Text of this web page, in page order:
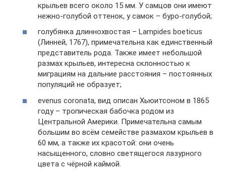
крыльев всего около 15 мм. У самцов они имеют
нежно-голубой оттенок, у самок – буро-голубой;
голубянка длиннохвостая – Lampides boeticus
(Линней, 1767), примечательна как единственный
представитель рода. Также имеет небольшой
размах крыльев, интересна склонностью к
миграциям на дальние расстояния – постоянных
популяций не образует;
evenus coronata, вид описан Хьюитсоном в 1865
году – тропическая бабочка родом из
Центральной Америки. Примечательна самым
большим во всём семействе размахом крыльев в
60 мм, а также их красотой: они очень
насыщенного, словно светящегося лазурного
цвета с чёрной каймой.